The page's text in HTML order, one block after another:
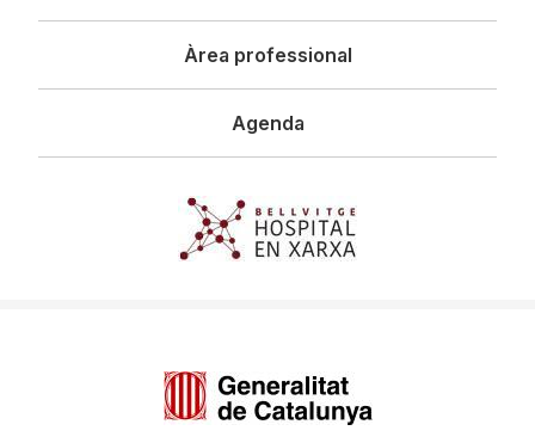
Àrea professional
Agenda